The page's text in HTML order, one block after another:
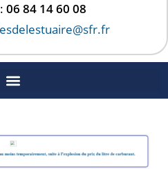
06 84 14 60 08